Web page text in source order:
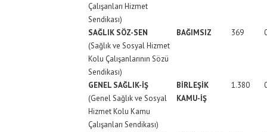
Çalışanları Hizmet
Sendikası)
SAĞLIK SÖZ-SEN
BAĞIMSIZ 369
(Sağlık ve Sosyal Hizmet
Kolu Çalışanlarının Sözü
Sendikası)
GENEL SAĞLIK-İŞ
BİRLEŞİK
KAMU-İŞ
1.380
(Genel Sağlık ve Sosyal
Hizmet Kolu Kamu
Çalışanları Sendikası)